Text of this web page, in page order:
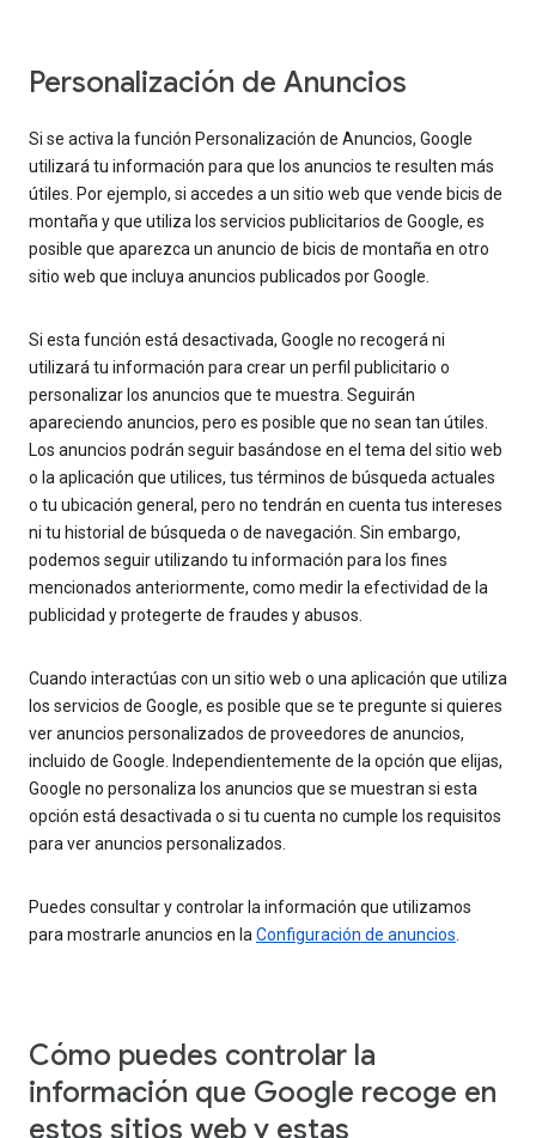
Personalización de Anuncios
Si se activa la función Personalización de Anuncios, Google
utilizará tu información para que los anuncios te resulten más
útiles. Por ejemplo, si accedes a un sitio web que vende bicis de
montaña y que utiliza los servicios publicitarios de Google, es
posible que aparezca un anuncio de bicis de montaña en otro
sitio web que incluya anuncios publicados por Google.
Si esta función está desactivada, Google no recogerá ni
utilizará tu información para crear un perfil publicitario o
personalizar los anuncios que te muestra. Seguirán
apareciendo anuncios, pero es posible que no sean tan útiles.
Los anuncios podrán seguir basándose en el tema del sitio web
o la aplicación que utilices, tus términos de búsqueda actuales
o tu ubicación general, pero no tendrán en cuenta tus intereses
ni tu historial de búsqueda o de navegación. Sin embargo,
podemos seguir utilizando tu información para los fines
mencionados anteriormente, como medir la efectividad de la
publicidad y protegerte de fraudes y abusos.
Cuando interactúas con un sitio web o una aplicación que utiliza
los servicios de Google, es posible que se te pregunte si quieres
ver anuncios personalizados de proveedores de anuncios,
incluido de Google. Independientemente de la opción que elijas,
Google no personaliza los anuncios que se muestran si esta
opción está desactivada o si tu cuenta no cumple los requisitos
para ver anuncios personalizados.
Puedes consultar y controlar la información que utilizamos
para mostrarle anuncios en laConfiguración de anuncios.
Cómo puedes controlar la
información que Google recoge en
estos sitios web y estas